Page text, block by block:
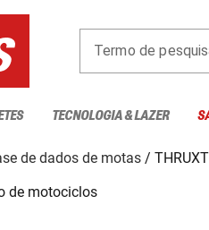
Termo de
TECNOLOGIA & LAZER
de dados de motas
de motociclos